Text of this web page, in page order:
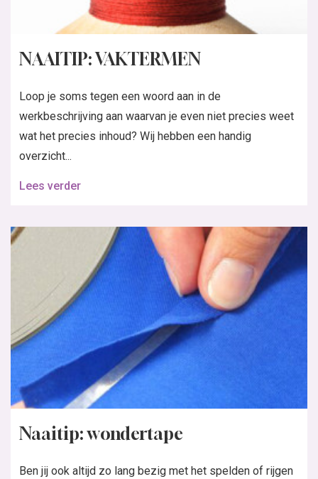
NAAITIP: VAKTERMEN
Loop je soms tegen een woord aan in de
werkbeschrijving aan waarvan je even niet precies weet
wat het precies inhoud? Wij hebben een handig
overzicht...
Lees verder
Naaitip: wondertape
Ben jij ook altijd zo lang bezig met het spelden of rijgen